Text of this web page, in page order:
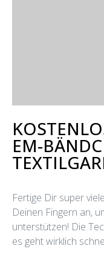
EM-
Fertige Dir super
Deinen Fingern an,
unterstützen! Die
es geht wirklich